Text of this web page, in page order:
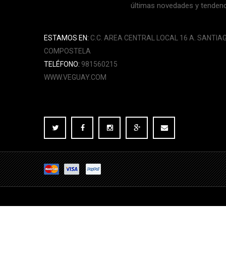
últimas novedades y
ESTAMOS EN: C.C. AREA CENTRAL LOCAL 16 A.
COMPOSTELA
TELÉFONO: 981560215
WWW.VEGUAY.COM